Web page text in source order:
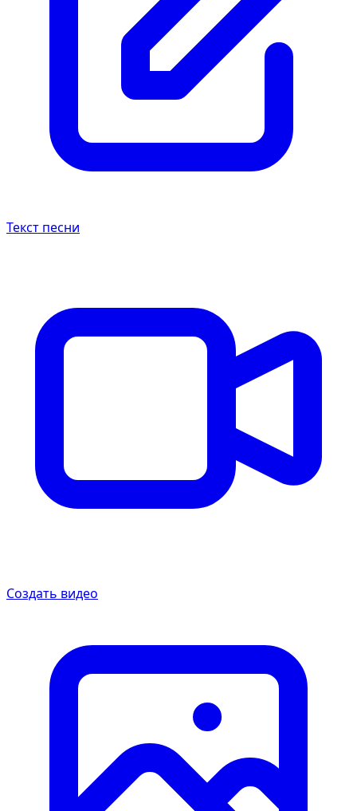
Текст песни
Создать видео